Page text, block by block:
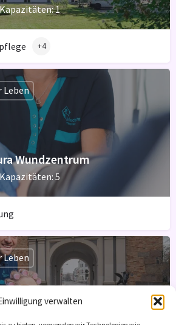
verwalten
1
+4
Wundzentrum
5
Leben
Leben